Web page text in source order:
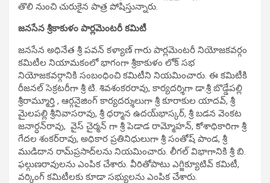
తొలి నుంచి చురుకైన పాత్ర పోషిస్తున్నారు.
జనసేన శ్రీకాకుళం పార్లమెంటరీ కమిటీ
జనసేన అధినేత శ్రీ పవన్ కళ్యాణ్ గారు పార్లమెంటరీ నియోజకవర్గం
కమిటీల నియామకంలో భాగంగా శ్రీకాకుళం లోక్ సభ
నియోజకవర్గానికి సంబంధించి కమిటీని నియమించారు. ఈ కమిటీకి
రీజనల్ సెక్రటరీగా శ్రీ టి. శివ‌శంక‌రరావు, కార్యదర్శిగా డా.శ్రీ బొడ్డేప‌ల్లి
శ్రీరామ్మూర్తి , ఆర్గనైజింగ్ కార్యదర్శులుగా శ్రీ కూరాకుల యాద‌వ్‌, శ్రీ
మైల‌ప‌ల్లి శ్రీనివాస‌రావు, శ్రీ ధ‌ర్మాన ఉద‌య్‌భాస్క‌ర్‌, శ్రీ బ‌డ‌న వెంక‌ట
జ‌నార్ధ‌న్‌రావు, వైస్ చైర్మన్ గా శ్రీ పెడాడ రామ్మోహ‌న్‌, కోశాధికారిగా శ్రీ
గేదల శంక‌ర్‌రావు, అధికార ప్రతినిధులుగా శ్రీ సంతోష్ పాండ‌, శ్రీ
ముడిదాన రామ్‌ప్ర‌సాద్‌లను నియమించారు. లీగల్ విభాగానికి శ్రీ బి.
ఫల్గుణ‌రావులను ఎంపిక చేశారు. వీరితోపాటు ఎగ్జిక్యూటివ్ కమిటీ,
వర్కింగ్ కమిటీలకు కూడా సభ్యులను ఎంపిక చేశారు.